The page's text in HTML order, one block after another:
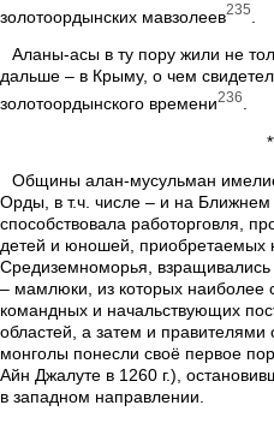
золотоордынских мавзолеев235
Аланы-асы в ту пору жили не
дальше – в Крыму, о чем
золотоордынского времени236
Общины алан-мусульман
Орды, в т.ч. числе – и на
способствовала работорговля,
детей и юношей, приобретаемых
Средиземноморья,
– мамлюки, из которых наиболее
командных и начальствующих
областей, а затем и
монголы понесли своё первое
Айн Джалуте в 1260 г.),
в западном направлении.